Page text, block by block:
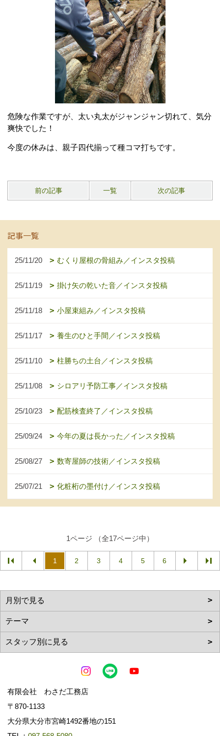
危険な作業ですが、太い丸太がジャンジャン切れて、気分
爽快でした！
今度の休みは、親子四代揃って種コマ打ちです。
前の記事 一覧 次の記事
記事一覧
25/11/20 むくり屋根の骨組み／インスタ投稿
25/11/19 掛け矢の乾いた音／インスタ投稿
25/11/18 小屋束組み／インスタ投稿
25/11/17 養生のひと手間／インスタ投稿
25/11/10 柱勝ちの土台／インスタ投稿
25/11/08 シロアリ予防工事／インスタ投稿
25/10/23 配筋検査終了／インスタ投稿
25/09/24 今年の夏は長かった／インスタ投稿
25/08/27 数寄屋師の技術／インスタ投稿
25/07/21 化粧桁の墨付け／インスタ投稿
1ページ （全17ページ中）
1 2 3 4 5 6
有限会社 わさだ工務店
〒870-1133
大分県大分市宮崎1492番地の151